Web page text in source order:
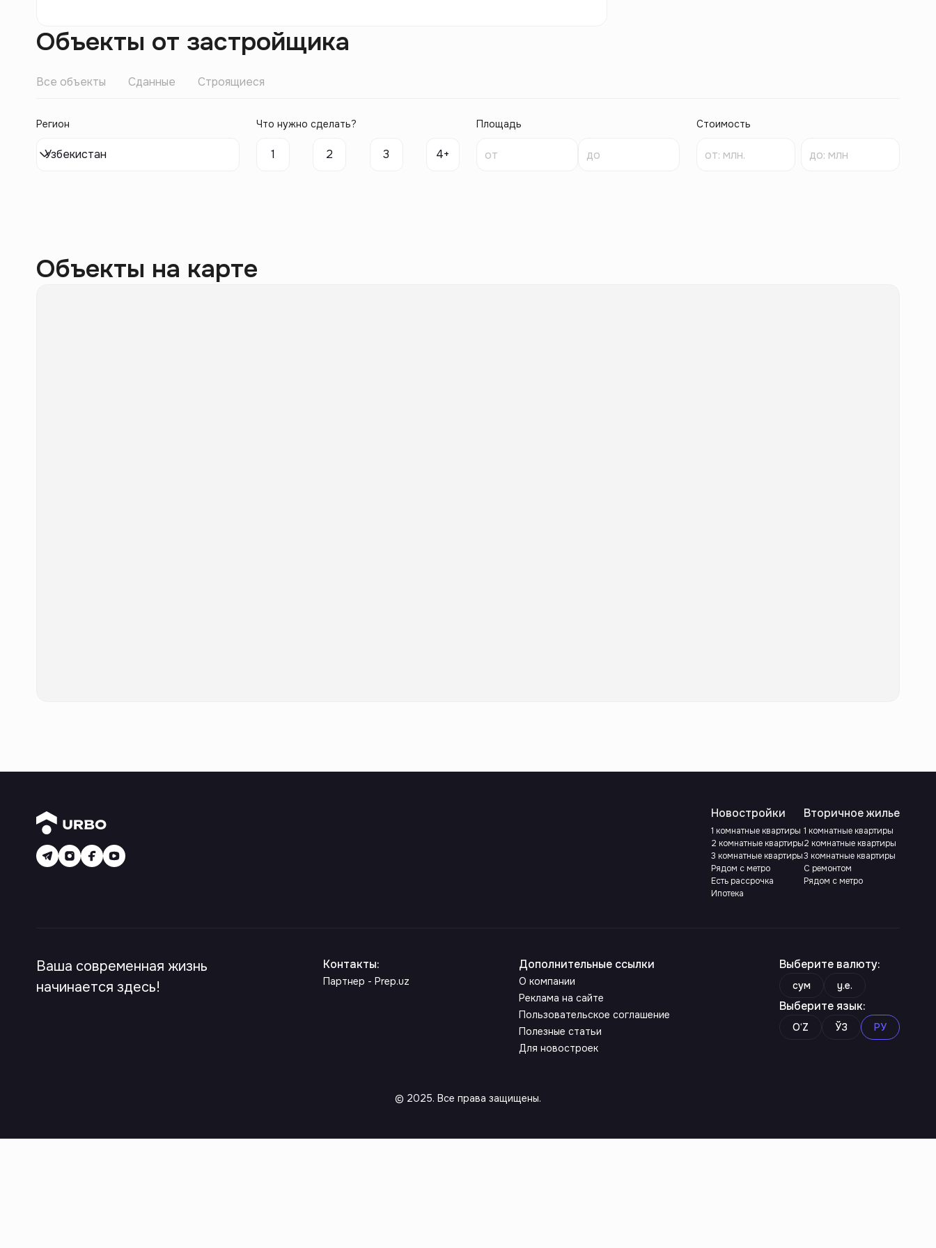
Объекты от застройщика
Все объекты Сданные Строящиеся
Регион
Узбекистан
Что нужно сделать?
1 2 3 4+
Площадь Стоимость
Объекты на карте
Новостройки
1 комнатные квартиры
2 комнатные квартиры
3 комнатные квартиры
Рядом с метро
Есть рассрочка
Ипотека
Вторичное жилье
1 комнатные квартиры
2 комнатные квартиры
3 комнатные квартиры
С ремонтом
Рядом с метро
Ваша современная жизнь
начинается здесь!
Контакты:
Партнер - Prep.uz
Дополнительные ссылки
О компании
Реклама на сайте
Пользовательское соглашение
Полезные статьи
Для новостроек
Выберите валюту:
сум y.e.
Выберите язык:
O‘Z ЎЗ РУ
© 2025. Все права защищены.